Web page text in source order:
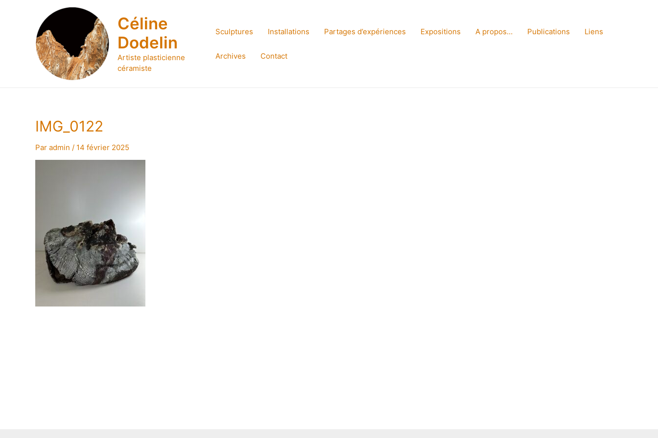
Céline
Dodelin
Artiste plasticienne
céramiste
Sculptures Installations Partages d’expériences Expositions A propos… Publications Liens
Archives Contact
IMG_0122
Par admin / 14 février 2025